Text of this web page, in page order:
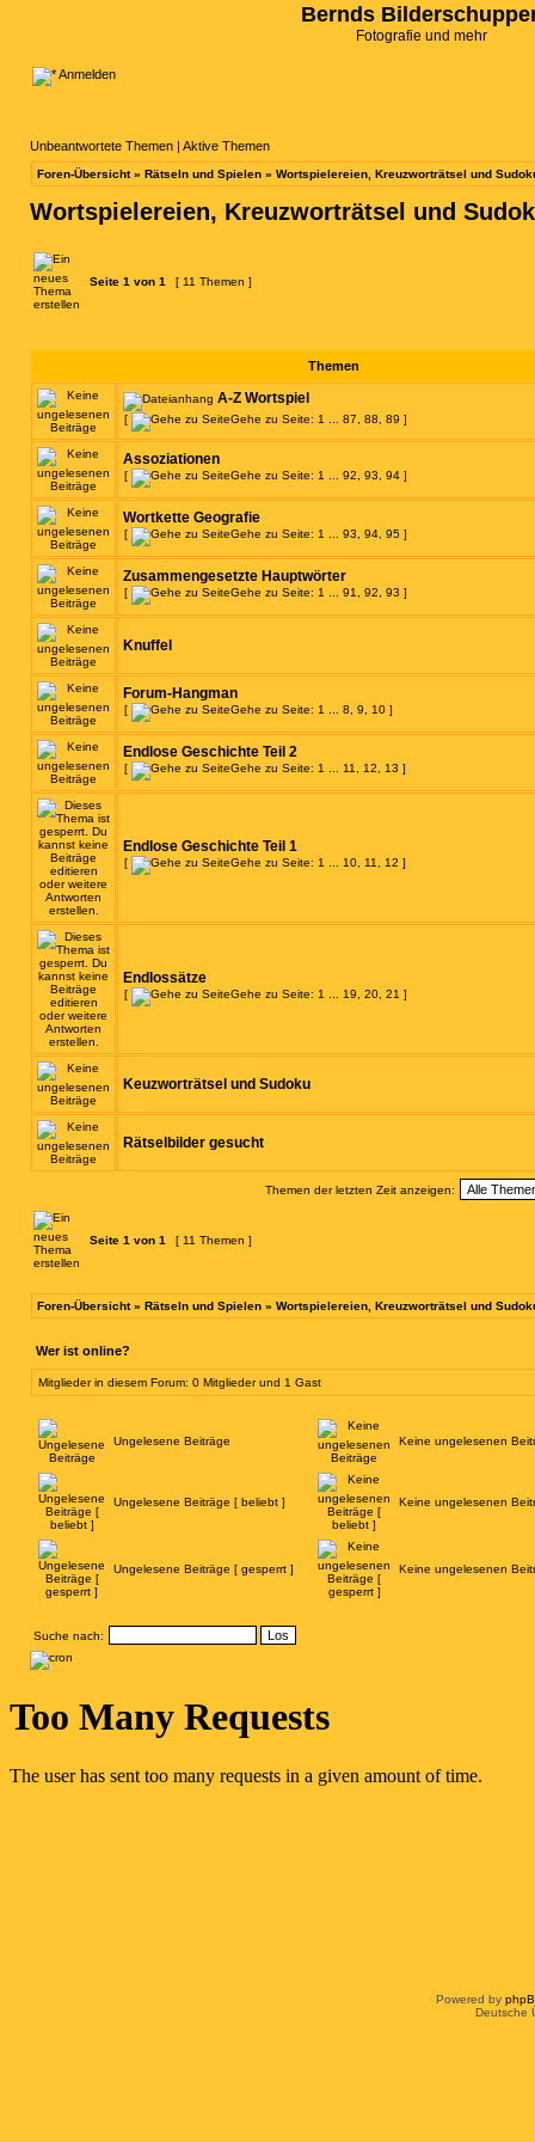
Bernds
Fotografie und mehr
Anmelden
Unbeantwortete Themen | Aktive Themen
Foren-Übersicht» Rätseln und Spielen » Wortspielereien, Kreuzworträtsel und
Wortspielereien, Kreuzworträtsel und
Seite 1 von 1 [ 11 Themen ]
Themen
A-Z Wortspiel
[ Gehe zu Seite: 1 87 88 89 ]
Assoziationen
[ Gehe zu Seite: 1 92 93 94 ]
Wortkette Geografie
[ Gehe zu Seite: 1 93 94 95 ]
Zusammengesetzte Hauptwörter
[ Gehe zu Seite: 1 91 92 93 ]
Knuffel
Forum-Hangman
[ Gehe zu Seite: 1 8 9 10 ]
Endlose Geschichte Teil 2
[ Gehe zu Seite: 1 11 12 13 ]
Endlose Geschichte Teil 1
[ Gehe zu Seite: 1 10 11 12 ]
Endlossätze
[ Gehe zu Seite: 1 19 20 21 ]
Keuzworträtsel und Sudoku
Rätselbilder gesucht
Themen der letzten Zeit anzeigen:
Seite 1 von 1 [ 11 Themen ]
Foren-Übersicht» Rätseln und Spielen » Wortspielereien, Kreuzworträtsel und
Wer ist online?
Mitglieder in diesem Forum: 0 Mitglieder und 1 Gast
Ungelesene Beiträge Keine ungelesenen
Ungelesene Beiträge [ beliebt ] Keine ungelesenen
Ungelesene Beiträge [ gesperrt ] Keine ungelesenen
Suche nach:
Powered by
Deutsche